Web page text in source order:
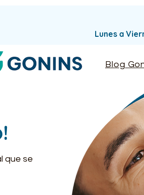
Lunes a
Blog
que se